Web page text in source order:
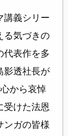
講義シリー
る気づきの
代表作を多
影透社長が
から哀悼
受けた法恩
ンガの皆様